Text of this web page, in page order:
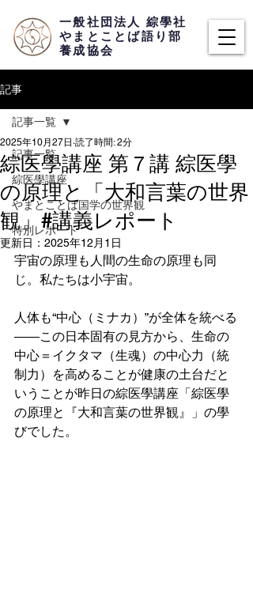
​一般社団法人 綜學社
​やまとことば語り部
養成協会
記事
記事一覧
綜医學講座
やまとことば国学の世界観
特別レポート
記事一覧
綜医學講座 第７講 綜医學
の原理と「大和言葉の世界
観」#講義レポート
2025年10月27日 読了時間: 2分
更新日： 2025年12月1日
宇宙の原理も人間の生命の原理も同
じ。私たちは小宇宙。
人体も“中心（ミナカ）”が全体を統べる
――この日本固有の見方から、生命の
中心＝イクタマ（生魂）の中心力（統
制力）を高めることが健康の土台だと
いうことが昨日の綜医學講座「綜医學
の原理と『大和言葉の世界観』」の學
びでした。